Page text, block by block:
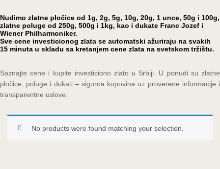
Nudimo zlatne pločice od 1g, 2g, 5g, 10g, 20g, 1 unce, 50g i 100g,
zlatne poluge od 250g, 500g i 1kg, kao i dukate Franc Jozef i
Wiener Philharmoniker.
Sve cene investicionog zlata se automatski ažuriraju na svakih
15 minuta u skladu sa kretanjem cene zlata na svetskom tržištu.
Saznajte cene i kupite investiciono zlato u Srbiji. U ponudi su zlatne
pločice, poluge i dukati – sigurna kupovina uz proverene informacije i
transparentne uslove.
No products were found matching your selection.